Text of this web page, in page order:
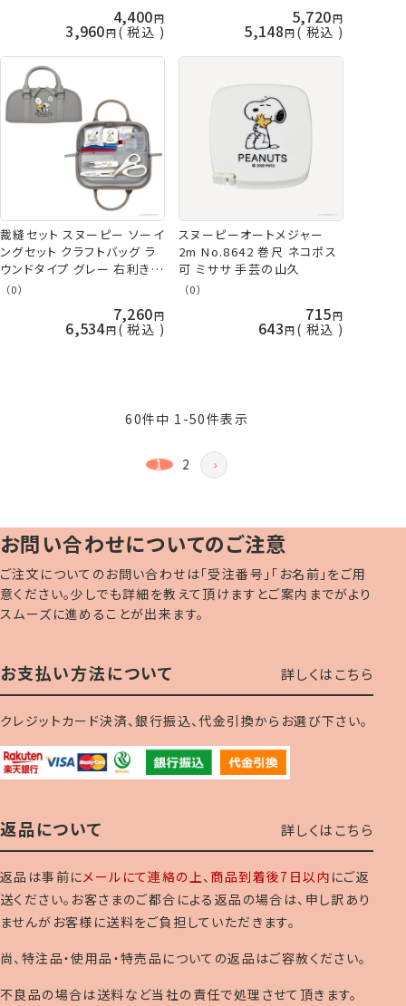
大人 向け かわいい プレゼン
ト ミササ 手芸の山久
4,400
3,960 税込
5,720
5,148 税込
裁縫セット スヌーピー ソーイ
ングセット クラフトバッグ ラ
ウンドタイプ グレー 右利き
No.8651 ミササ 手芸の山久
（0）
7,260
6,534 税込
スヌーピーオートメジャー
2m No.8642 巻尺 ネコポス
可 ミササ 手芸の山久
（0）
715
643 税込
60件中 1 -50件表示
1 2
お問い合わせについてのご注意
ご注文についてのお問い合わせは「受注番号」「お名前」をご用
意ください。少しでも詳細を教えて頂けますとご案内までがより
スムーズに進めることが出来ます。
お支払い方法について 詳しくはこちら
クレジットカード決済、銀行振込、代金引換からお選び下さい。
返品について 詳しくはこちら
返品は事前にメールにて連絡の上、 商品到着後7日以内 にご返
送ください。お客さまのご都合による返品の場合は、申し訳あり
ませんがお客様に送料をご負担していただきます。
尚、特注品・使用品・特売品についての返品はご容赦ください。
不良品の場合は送料など当社の責任で処理させて頂きます。